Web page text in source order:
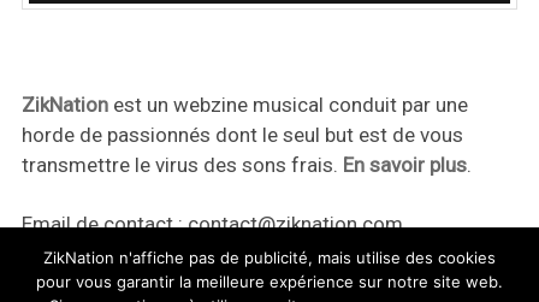
ZikNationest un webzine musical conduit par une
horde de passionnés dont le seul but est de vous
transmettre le virus des sons frais. En savoir plus.
Email de contact :contact@ziknation.com
ZikNation n'affiche pas de publicité, mais utilise des cookies
pour vous garantir la meilleure expérience sur notre site web.